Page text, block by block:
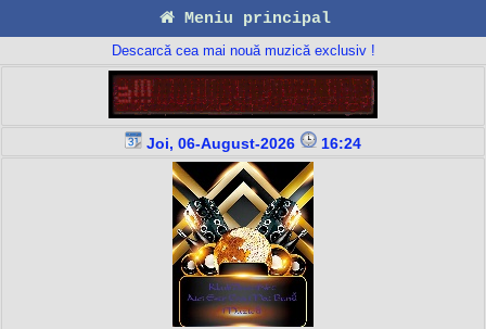
Meniu principal
Descarcă cea mai nouă muzică exclusiv !
Joi, 06-August-2026 16:24